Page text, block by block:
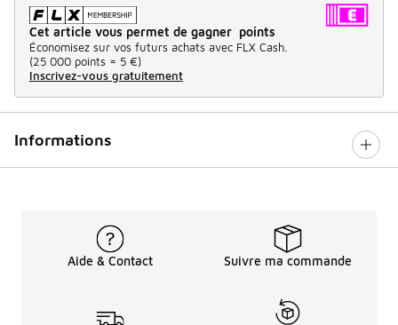
Cet article vous permet de gagner points
Économisez sur vos futurs achats avec FLX Cash.
(25 000 points = 5 €)
Inscrivez-vous gratuitement
Informations
Aide & Contact Suivre ma commande